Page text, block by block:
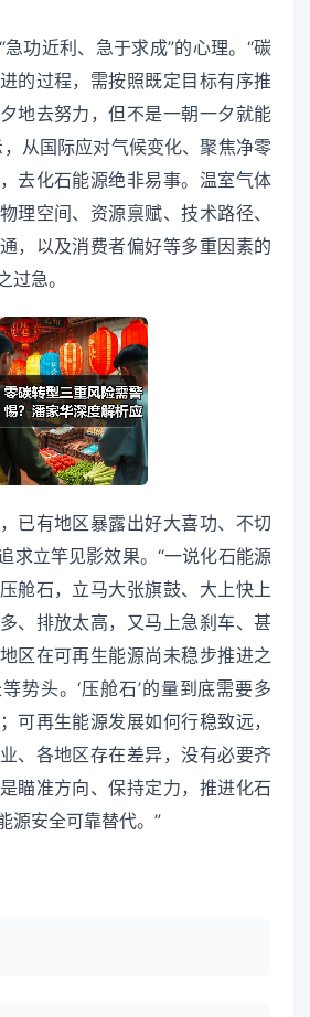
功近利、急于求成”的心理。“碳
的过程，需按照既定目标有序推
地去努力，但不是一朝一夕就能
从国际应对气候变化、聚焦净零
去化石能源绝非易事。温室气体
理空间、资源禀赋、技术路径、
，以及消费者偏好等多重因素的
过急。
已有地区暴露出好大喜功、不切
求立竿见影效果。“一说化石能源
舱石，立马大张旗鼓、大上快上
、排放太高，又马上急刹车、甚
区在可再生能源尚未稳步推进之
势头。‘压舱石’的量到底需要多
可再生能源发展如何行稳致远，
、各地区存在差异，没有必要齐
瞄准方向、保持定力，推进化石
源安全可靠替代。”